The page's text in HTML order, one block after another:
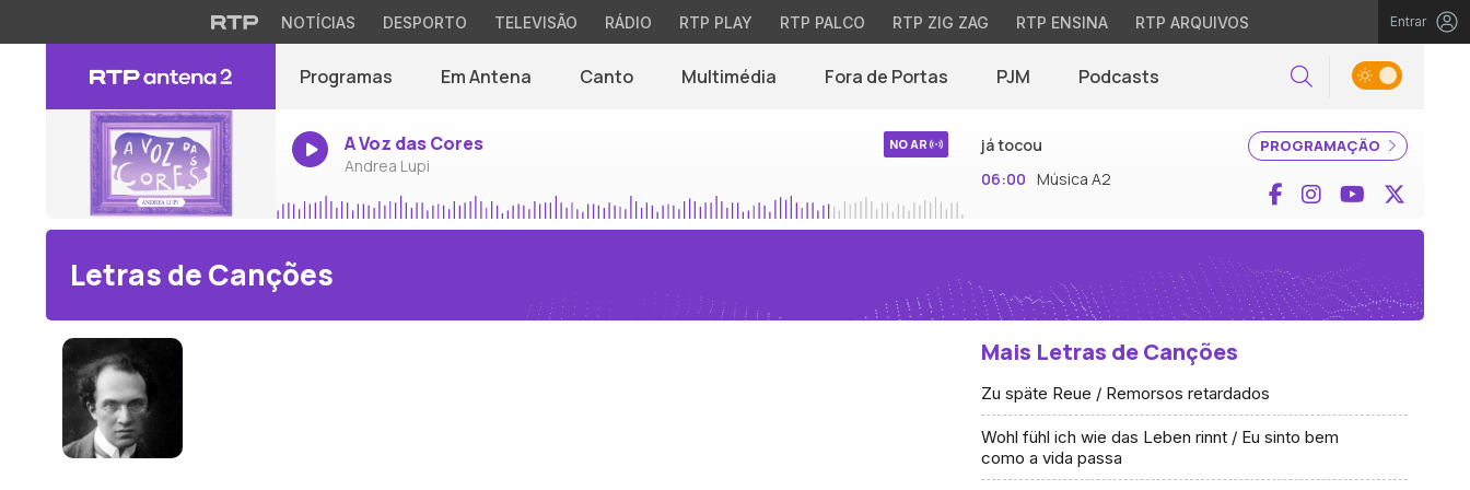
NOTÍCIAS DESPORTO TELEVISÃO RÁDIO RTP PLAY RTP PALCO RTP ZIG ZAG RTP ENSINA RTP ARQUIVOS Entrar
Programas Em Antena Canto Multimédia Fora de Portas PJM Podcasts Pesquisar
A Voz das Cores
Andrea Lupi
NO AR PROGRAMAÇÃO
já tocou
06:00 Música A2 Facebook
InstagramYouTube
Letras de Canções
Mais Letras de Canções
Zu späte Reue / Remorsos retardados
Wohl fühl ich wie das Leben rinnt / Eu sinto bem
como a vida passa